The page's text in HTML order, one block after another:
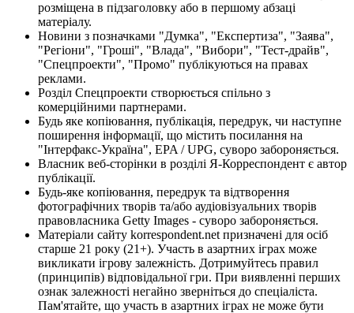
розміщена в підзаголовку або в першому абзаці
матеріалу.
Новини з позначками "Думка", "Експертиза", "Заява",
"Регіони", "Гроші", "Влада", "Вибори", "Тест-драйв",
"Спецпроекти", "Промо" публікуються на правах
реклами.
Розділ Спецпроекти створюється спільно з
комерційними партнерами.
Будь яке копіювання, публікація, передрук, чи наступне
поширення інформації, що містить посилання на
"Інтерфакс-Україна", EPA / UPG, суворо забороняється.
Власник веб-сторінки в розділі Я-Корреспондент є автор
публікації.
Будь-яке копіювання, передрук та відтворення
фотографічних творів та/або аудіовізуальних творів
правовласника Getty Images - суворо забороняється.
Матеріали сайту korrespondent.net призначені для осіб
старше 21 року (21+). Участь в азартних іграх може
викликати ігрову залежність. Дотримуйтесь правил
(принципів) відповідальної гри. При виявленні перших
ознак залежності негайно зверніться до спеціаліста.
Пам'ятайте, що участь в азартних іграх не може бути